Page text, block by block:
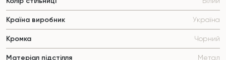
Країна виробник Україна
Кромка Чорний
Матеріал підстілля Метал